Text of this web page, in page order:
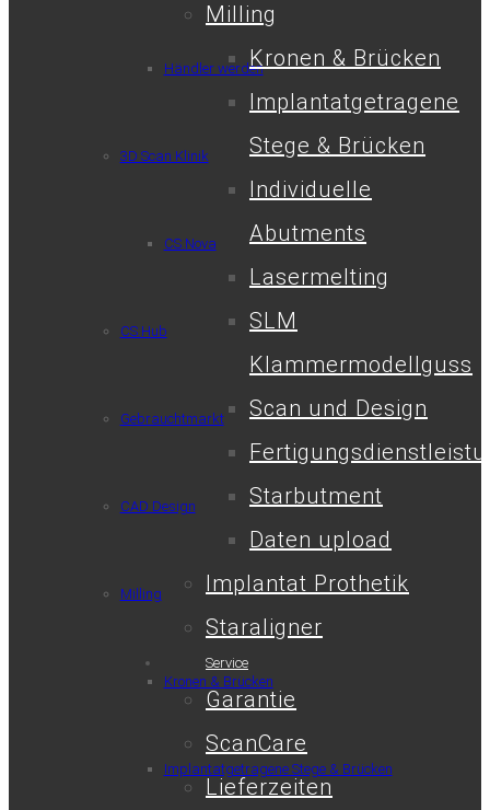
Händler werden
3D Scan Klinik
CS.Nova
CS.Hub
Gebrauchtmarkt
CAD Design
Milling
Kronen & Brücken
Implantatgetragene Stege & Brücken
Milling
Kronen & Brücken
Implantatgetragene
Stege & Brücken
Individuelle
Abutments
Lasermelting
SLM
Klammermodellguss
Scan und Design
Starbutment
Daten upload
Implantat Prothetik
Staraligner
Service
Garantie
ScanCare
Lieferzeiten